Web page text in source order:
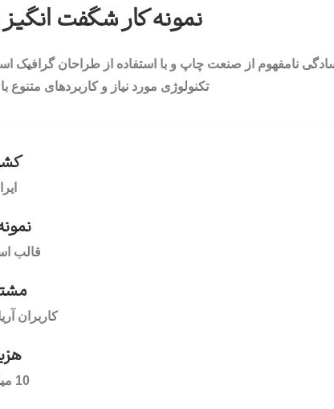
نمونه کار شگفت
نامفهوم از صنعت چاپ و با استفاده از طراحان
تکنولوژی مورد نیاز و کاربردهای متنوع
قالب
کاربران
10 میلیون